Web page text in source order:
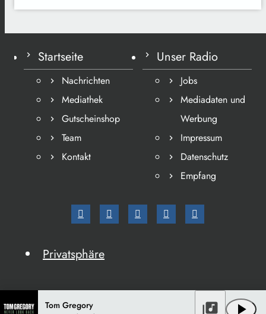
Startseite
Nachrichten
Mediathek
Gutscheinshop
Team
Kontakt
Unser Radio
Jobs
Mediadaten und
Werbung
Impressum
Datenschutz
Empfang
Privatsphäre
Tom Gregory play_arrow
library_music